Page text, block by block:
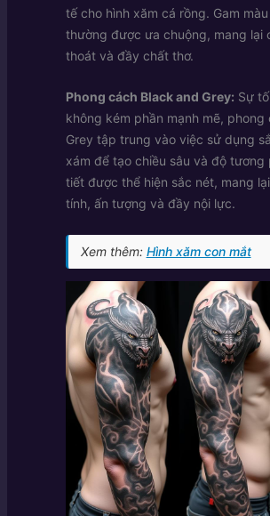
tế cho hình xăm cá rồng. Gam
thường được ưa chuộng, mang lại
thoát và đầy chất thơ.
Phong cách Black and Grey: Sự
không kém phần mạnh mẽ, phong
Grey tập trung vào việc sử dụng
xám để tạo chiều sâu và độ tương
tiết được thể hiện sắc nét, mang
tính, ấn tượng và đầy nội lực.
Xem thêm: Hình xăm con mắt